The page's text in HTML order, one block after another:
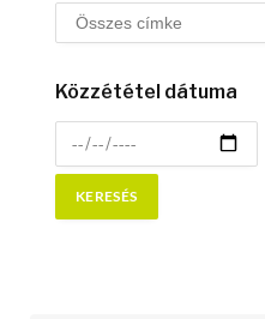
Közzététel dátuma